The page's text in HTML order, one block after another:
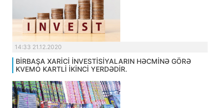
14:33 21.12.2020
BİRBAŞA XARİCİ İNVESTİSİYALARIN HƏCMİNƏ GÖRƏ
KVEMO KARTLİ İKİNCİ YERDƏDİR.